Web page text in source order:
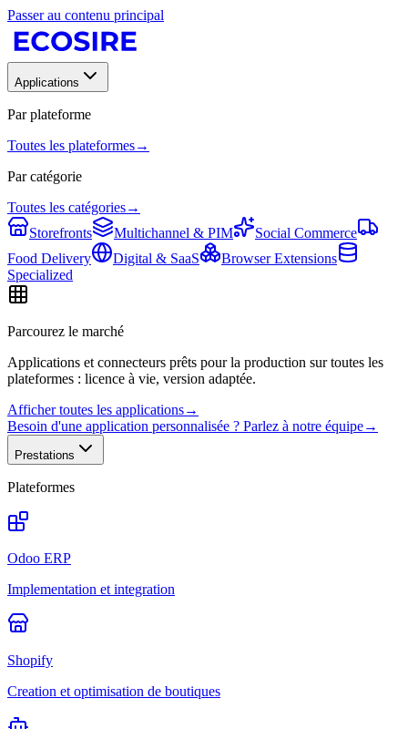
Passer au contenu principal
Applications
Par plateforme
Toutes les plateformes→
Par catégorie
Toutes les catégories→
Storefronts
Multichannel & PIM
Social Commerce
Food Delivery
Digital & SaaS
Browser Extensions
Specialized
Parcourez le marché
Applications et connecteurs prêts pour la production sur toutes les
plateformes : licence à vie, version adaptée.
Afficher toutes les applications→
Besoin d'une application personnalisée ? Parlez à notre équipe→
Prestations
Plateformes
Odoo ERP
Implementation et integration
Shopify
Creation et optimisation de boutiques